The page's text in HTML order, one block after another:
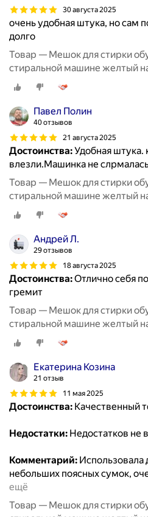
30 августа 2025
очень удобная штука, но сам
долго
Товар — Мешок для стирки
стиральной машине желтый
Павел Полин
40 отзывов
21 августа 2025
Достоинства:Удобная штука.
влезли.Машинка не
Товар — Мешок для стирки
стиральной машине желтый
Андрей Л.
29 отзывов
18 августа 2025
Достоинства:Отлично себя
гремит
Товар — Мешок для стирки
стиральной машине желтый
Екатерина Козина
21 отзыв
11 мая 2025
Достоинства: Качественный
Недостатки: Недостатков не
Комментарий: Использовала
небольших поясных сумок,
ещё
Товар — Мешок для стирки